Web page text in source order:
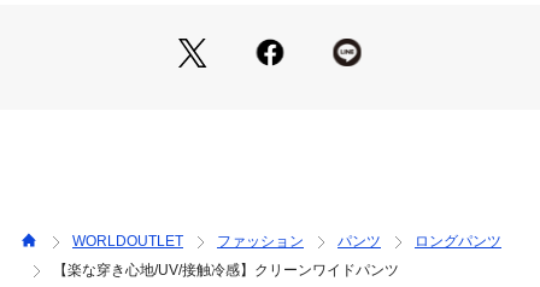
帯した素材になっております。
※オフホワイト（003）はやや透け感があります。
※この製品は、太陽光線中の紫外線（UV）を通しにくくしま
WORLDOUTLET ファッション パンツ
ロングパンツ
【楽な穿き心地/UV/接触冷感】クリーンワイドパンツ